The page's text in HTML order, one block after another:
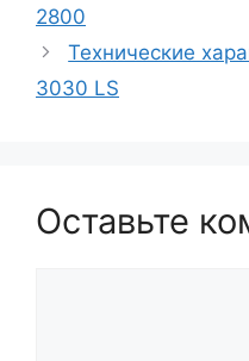
2800
Технические
3030 LS
Оставьте